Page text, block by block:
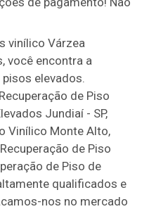
vinílico Várzea
você encontra a
elevados.
de Piso
Jundiaí - SP,
Vinílico Monte Alto,
de Piso
de Piso de
qualificados e
nos no mercado